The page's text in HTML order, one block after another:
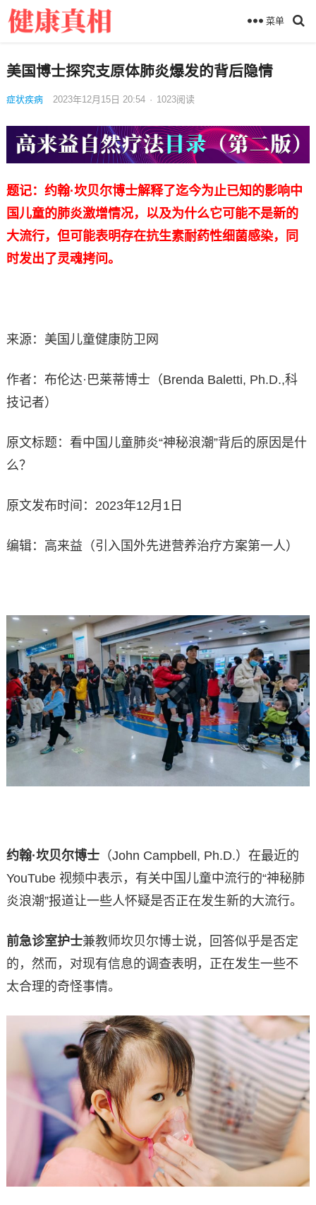
菜单
美国博士探究支原体肺炎爆发的背后隐情
症状疾病 2023年12月15日 20:54 · 1023阅读
题记：约翰·坎贝尔博士解释了迄今为止已知的影响中
国儿童的肺炎激增情况，以及为什么它可能不是新的
大流行，但可能表明存在抗生素耐药性细菌感染，同
时发出了灵魂拷问。
来源：美国儿童健康防卫网
作者：布伦达·巴莱蒂博士（Brenda Baletti, Ph.D.,科
技记者）
原文标题：看中国儿童肺炎“神秘浪潮”背后的原因是什
么？
原文发布时间：2023年12月1日
编辑：高来益（引入国外先进营养治疗方案第一人）
约翰·坎贝尔博士（John Campbell, Ph.D.）在最近的
YouTube 视频中表示，有关中国儿童中流行的“神秘肺
炎浪潮”报道让一些人怀疑是否正在发生新的大流行。
前急诊室护士兼教师坎贝尔博士说，回答似乎是否定
的，然而，对现有信息的调查表明，正在发生一些不
太合理的奇怪事情。